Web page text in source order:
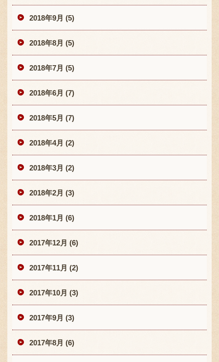
2018年9月 (5)
2018年8月 (5)
2018年7月 (5)
2018年6月 (7)
2018年5月 (7)
2018年4月 (2)
2018年3月 (2)
2018年2月 (3)
2018年1月 (6)
2017年12月 (6)
2017年11月 (2)
2017年10月 (3)
2017年9月 (3)
2017年8月 (6)